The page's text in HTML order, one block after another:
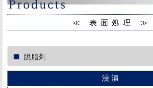
≪ 表面処理 ≫
脱脂剤
浸漬